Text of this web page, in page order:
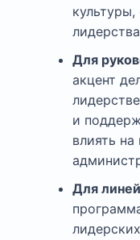
лидерства
Для
акцент
и
влиять на
Для